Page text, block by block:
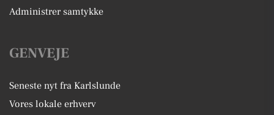
Administrer samtykke
GENVEJE
Seneste nyt fra Karlslunde
Vores lokale erhverv